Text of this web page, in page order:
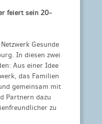
feiert sein 20-
Gesunde
In diesen zwei
Aus einer Idee
das Familien
gemeinsam mit
Partnern dazu
zu